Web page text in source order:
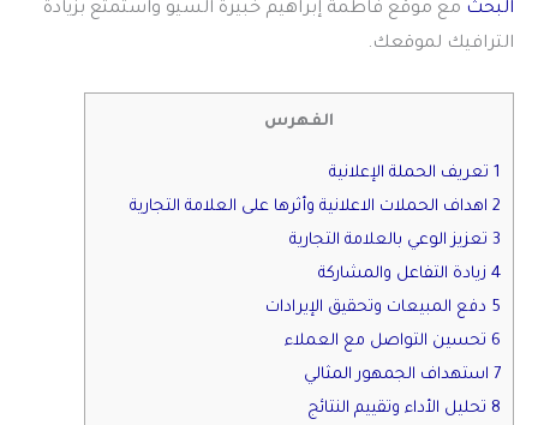
البحث مع موقع فاطمة إبراهيم خبيرة السيو واستمتع بزيادة
الترافيك لموقعك.
الفهرس
1 تعريف الحملة الإعلانية
2 اهداف الحملات الاعلانية وأثرها على العلامة التجارية
3 تعزيز الوعي بالعلامة التجارية
4 زيادة التفاعل والمشاركة
5 دفع المبيعات وتحقيق الإيرادات
6 تحسين التواصل مع العملاء
7 استهداف الجمهور المثالي
8 تحليل الأداء وتقييم النتائج